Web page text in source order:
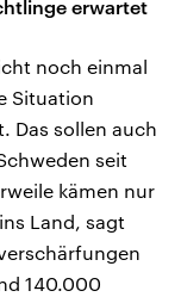
erwartet
noch einmal
Situation
Das sollen auch
seit
kämen nur
Land, sagt
140.000